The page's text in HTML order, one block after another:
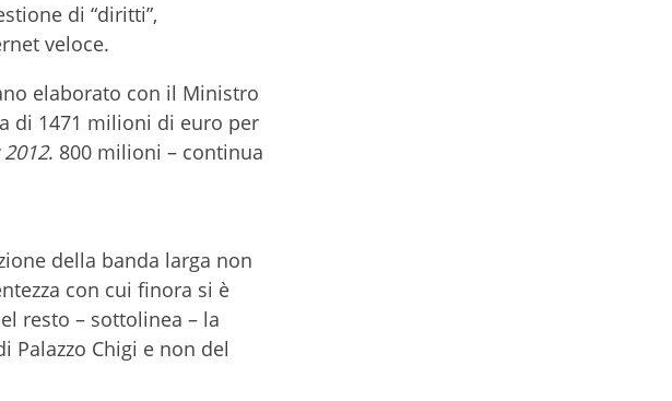
di “diritti”,
veloce.
elaborato con il Ministro
di 1471 milioni di euro per
. 800 milioni – continua
della banda larga non
con cui finora si è
resto – sottolinea – la
Palazzo Chigi e non del